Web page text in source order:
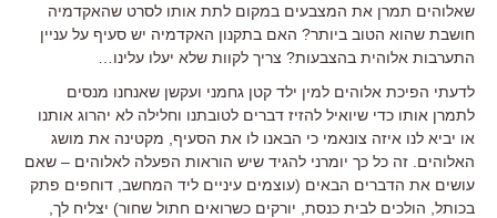
שאלוהים תמרן את המצבעים במקום לתת אותו לסרט שהאקדמיה
חושבת שהוא הטוב ביותר? האם בתקנון האקדמיה יש סעיף על עניין
התערבות אלוהית בהצבעות? צריך לקוות שלא יעלו עלינו…
לדעתי הפיכת אלוהים למין ילד קטן גחמני ועקשן שאנחנו מנסים
לתמרן אותו כדי שיואיל להזיז דברים לטובתנו וחלילה לא יהרוג אותנו
או יביא לנו איזה צונאמי כי הבאנו לו את הסעיף, מקטינה את מושג
האלוהים. זה כל כך יומרני להגיד שיש הוראות הפעלה לאלוהים – שאם
עושים את הדברים הבאים (עוצמים עיניים ליד המחשב, דוחפים פתק
בכותל, הולכים לבית כנסת, יורקים כשרואים חתול שחור) יצליח לך,